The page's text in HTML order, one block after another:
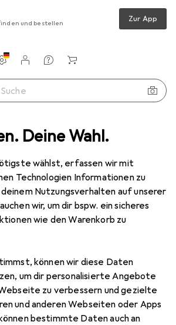
Deine Wahl.
wählst, erfassen wir mit
Technologien Informationen zu
Nutzungsverhalten auf unserer
wir, um dir bspw. ein sicheres
wie den Warenkorb zu
können wir diese Daten
um dir personalisierte Angebote
zu verbessern und gezielte
und anderen Webseiten oder Apps
bestimmte Daten auch an
und bestellen Zur App
zur Verbindung der Schränke PRO
Anreih-Grundset für
Verbindungsset zur
Schränke PRO